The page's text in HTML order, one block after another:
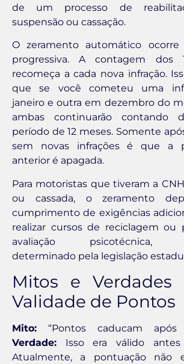
de um processo de
suspensão ou cassação.
O zeramento automático
progressiva. A contagem dos
recomeça a cada nova infração.
que se você cometeu uma
janeiro e outra em dezembro do
ambas continuarão contando
período de 12 meses. Somente
sem novas infrações é que a
anterior é apagada.
Para motoristas que tiveram a
ou cassada, o zeramento
cumprimento de exigências
realizar cursos de reciclagem ou
avaliação psicotécnica,
determinado pela legislação
Mitos e Verdades
Validade de Pontos
Mito: “Pontos caducam após
Verdade: Isso era válido antes
Atualmente, a pontuação não